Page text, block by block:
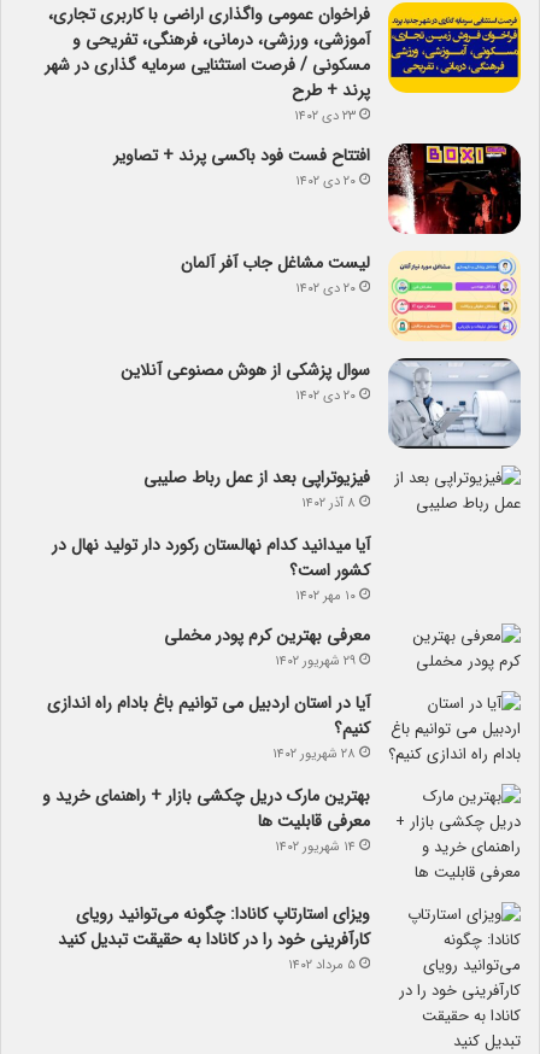
فراخوان عمومی واگذاری اراضی با کاربری تجاری،
آموزشی، ورزشی، درمانی، فرهنگی، تفریحی و
مسکونی / فرصت استثنایی سرمایه گذاری در شهر
پرند + طرح
۲۳ دی ۱۴۰۲
افتتاح فست فود باکسی پرند + تصاویر
۲۰ دی ۱۴۰۲
لیست مشاغل جاب آفر آلمان
۲۰ دی ۱۴۰۲
سوال پزشکی از هوش مصنوعی آنلاین
۲۰ دی ۱۴۰۲
فیزیوتراپی بعد از عمل رباط صلیبی
۸ آذر ۱۴۰۲
آیا می­دانید کدام نهالستان رکورد دار تولید نهال­ در
کشور است؟
۱۰ مهر ۱۴۰۲
معرفی بهترین کرم پودر مخملی
۲۹ شهریور ۱۴۰۲
آیا در استان اردبیل می توانیم باغ بادام راه اندازی
کنیم؟
۲۸ شهریور ۱۴۰۲
بهترین مارک دریل چکشی بازار + راهنمای خرید و
معرفی قابلیت ها
۱۴ شهریور ۱۴۰۲
ویزای استارتاپ کانادا: چگونه می‌توانید رویای
کارآفرینی خود را در کانادا به حقیقت تبدیل کنید
۵ مرداد ۱۴۰۲